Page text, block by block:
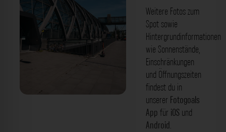
Weitere Fotos zum
Spot sowie
Hintergrundinformationen
wie Sonnenstände,
Einschränkungen
und Öffnungszeiten
findest du in
unserer Fotogoals
App für iOS und
Android.